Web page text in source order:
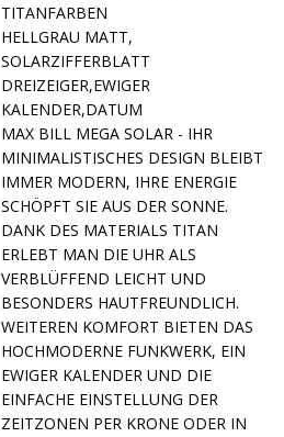
TITANFARBEN
HELLGRAU MATT,
SOLARZIFFERBLATT
DREIZEIGER,EWIGER
KALENDER,DATUM
MAX BILL MEGA SOLAR - IHR
MINIMALISTISCHES DESIGN BLEIBT
IMMER MODERN, IHRE ENERGIE
SCHÖPFT SIE AUS DER SONNE.
DANK DES MATERIALS TITAN
ERLEBT MAN DIE UHR ALS
VERBLÜFFEND LEICHT UND
BESONDERS HAUTFREUNDLICH.
WEITEREN KOMFORT BIETEN DAS
HOCHMODERNE FUNKWERK, EIN
EWIGER KALENDER UND DIE
EINFACHE EINSTELLUNG DER
ZEITZONEN PER KRONE ODER IN